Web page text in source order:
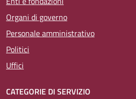
Organi di governo
Personale amministrativo
Politici
Uffici
CATEGORIE DI SERVIZIO